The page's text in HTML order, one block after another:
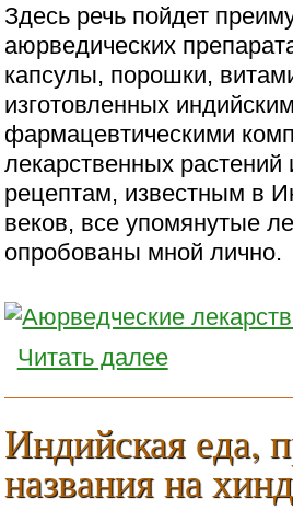
Здесь речь пойдет
аюрведических
капсулы, порошки,
изготовленных
фармацевтическими
лекарственных
рецептам, известным в
веков, все упомянутые
опробованы мной лично.
Читать далее
Индийская еда,
названия на